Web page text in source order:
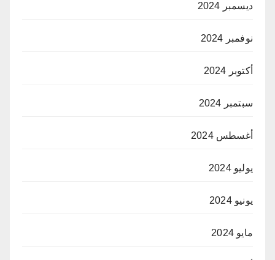
ديسمبر 2024
نوفمبر 2024
أكتوبر 2024
سبتمبر 2024
أغسطس 2024
يوليو 2024
يونيو 2024
مايو 2024